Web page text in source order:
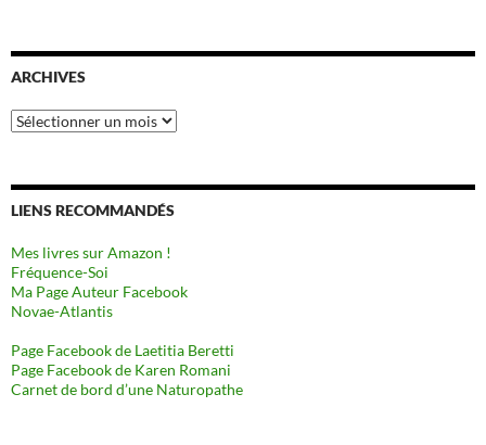
ARCHIVES
Archives
LIENS RECOMMANDÉS
Mes livres sur Amazon !
Fréquence-Soi
Ma Page Auteur Facebook
Novae-Atlantis
Page Facebook de Laetitia Beretti
Page Facebook de Karen Romani
Carnet de bord d’une Naturopathe